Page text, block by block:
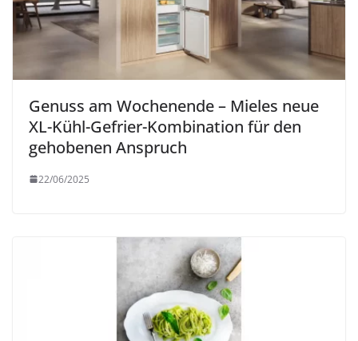
Genuss am Wochenende – Mieles neue
XL-Kühl-Gefrier-Kombination für den
gehobenen Anspruch
22/06/2025